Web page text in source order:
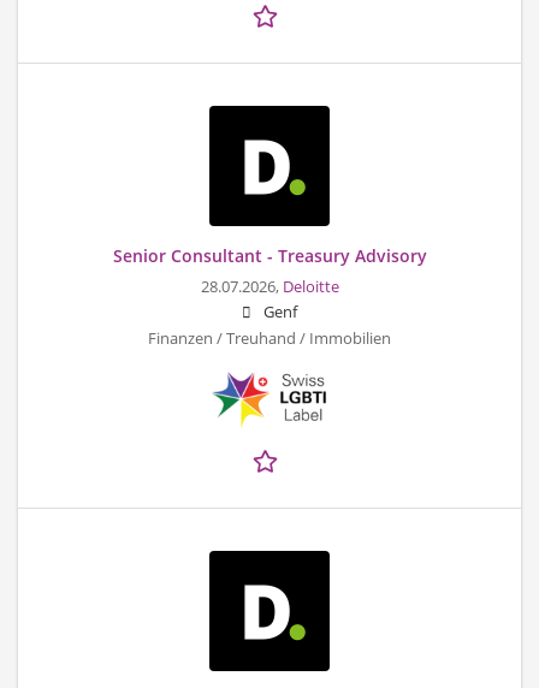
Senior Consultant - Treasury Advisory
28.07.2026, Deloitte
Genf
Finanzen / Treuhand / Immobilien